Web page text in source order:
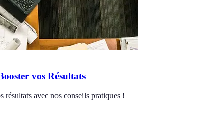
vos Résultats
résultats avec nos conseils pratiques !